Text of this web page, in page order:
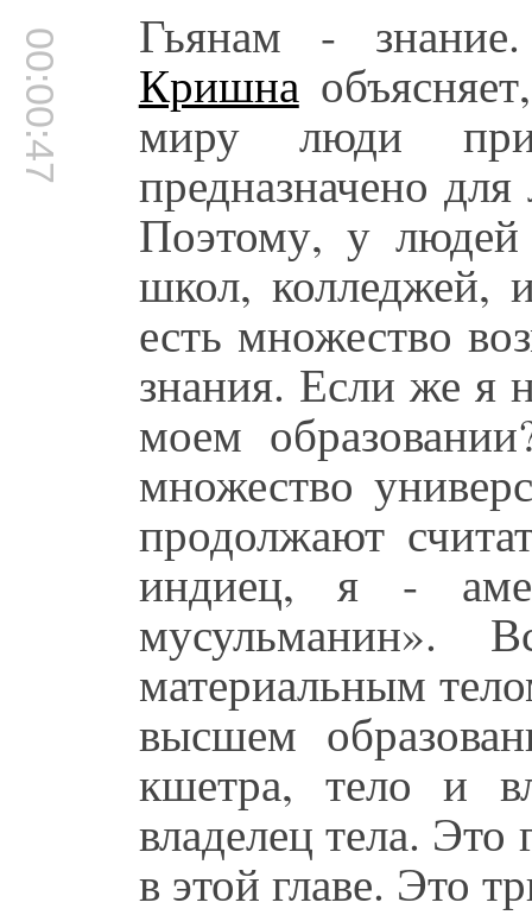
00:00:47 Гьянам -
Кришна
миру люди
предназначено
Поэтому, у людей
школ, колледжей,
есть множество
знания. Если же я
моем
множество
продолжают
индиец, я -
мусульманин».
материальным
высшем
кшетра, тело и
владелец тела.
в этой главе. Это